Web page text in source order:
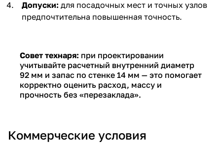
Допуски: для посадочных мест и точных узлов
предпочтительна повышенная точность.
Совет технаря: при проектировании
учитывайте расчетный внутренний диаметр
92 мм и запас по стенке 14 мм — это помогает
корректно оценить расход, массу и
прочность без «перезаклада».
Коммерческие условия